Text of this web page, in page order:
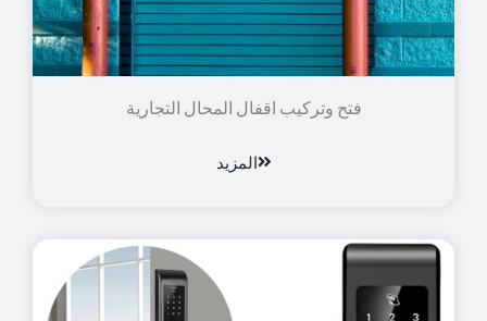
فتح وتركيب اقفال المحال التجارية
المزيد